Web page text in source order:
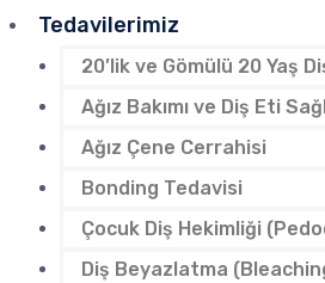
Tedavilerimiz
20’lik ve Gömülü 20 Yaş
Ağız Bakımı ve Diş Eti
Ağız Çene Cerrahisi
Bonding Tedavisi
Çocuk Diş Hekimliği
Diş Beyazlatma